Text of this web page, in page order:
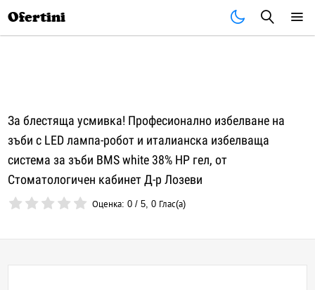
Ofertini
За блестяща усмивка! Професионално избелване на
зъби с LED лампа-робот и италианска избелваща
система за зъби BMS white 38% HP гел, от
Стоматологичен кабинет Д-р Лозеви
Оценка:0 /5,0 Глас(а)